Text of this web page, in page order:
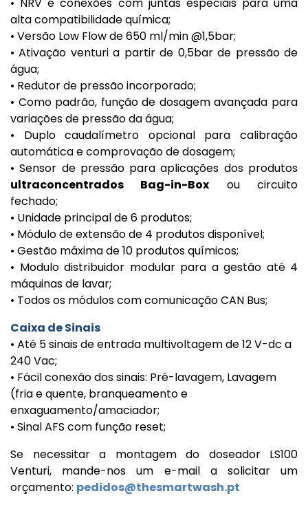
alta compatibilidade química;
• Versão Low Flow de 650 ml/min @1,5bar;
• Ativação venturi a partir de 0,5bar de pressão de
água;
• Redutor de pressão incorporado;
• Como padrão, função de dosagem avançada para
variações de pressão da água;
• Duplo caudalímetro opcional para calibração
automática e comprovação de dosagem;
• Sensor de pressão para aplicações dos produtos
ultraconcentrados Bag-in-Box ou circuito
fechado;
• Unidade principal de 6 produtos;
• Módulo de extensão de 4 produtos disponível;
• Gestão máxima de 10 produtos químicos;
• Modulo distribuidor modular para a gestão até 4
máquinas de lavar;
• Todos os módulos com comunicação CAN Bus;
Caixa de Sinais
• Até 5 sinais de entrada multivoltagem de 12 V-dc a
240 Vac;
• Fácil conexão dos sinais: Pré-lavagem, Lavagem
(fria e quente, branqueamento e
enxaguamento/amaciador;
• Sinal AFS com função reset;
Se necessitar a montagem do doseador LS100
Venturi, mande-nos um e-mail a solicitar um
orçamento: pedidos@thesmartwash.pt